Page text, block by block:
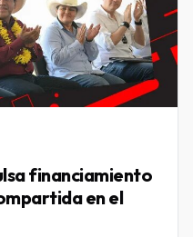
financiamiento
en el